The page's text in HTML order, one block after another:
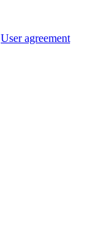
User agreement